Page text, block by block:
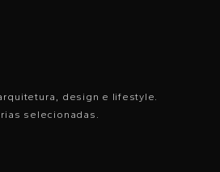
design e lifestyle.
selecionadas.